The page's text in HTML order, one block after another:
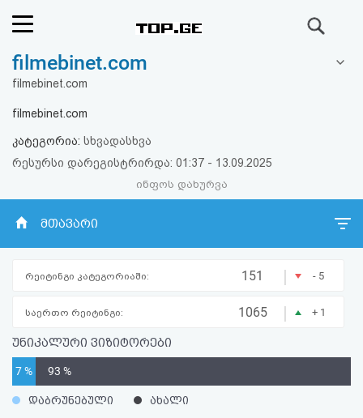
რეიტინგი
ფოსტა
პასუხი
პაროლის
აღდგენა
filmebinet.com
filmebinet.com
filmebinet.com
კატეგორია: სხვადასხვა
რესურსი დარეგისტრირდა: 01:37 - 13.09.2025
ინფოს დახურვა
მთავარი
რეიტინგი კატეგორიაში: 151 | - 5
საერთო რეიტინგი: 1065 | + 1
უნიკალური ვიზიტორები
7 % 93 %
დაბრუნებული ახალი